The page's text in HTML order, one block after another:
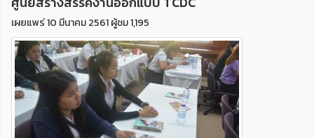
เผยแพร่ 10 มีนาคม 2561 ผู้ชม 1,195